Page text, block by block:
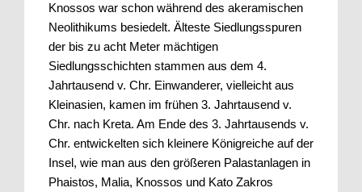
Knossos war schon während des akeramischen
Neolithikums besiedelt. Älteste Siedlungsspuren
der bis zu acht Meter mächtigen
Siedlungsschichten stammen aus dem 4.
Jahrtausend v. Chr. Einwanderer, vielleicht aus
Kleinasien, kamen im frühen 3. Jahrtausend v.
Chr. nach Kreta. Am Ende des 3. Jahrtausends v.
Chr. entwickelten sich kleinere Königreiche auf der
Insel, wie man aus den größeren Palastanlagen in
Phaistos, Malia, Knossos und Kato Zakros